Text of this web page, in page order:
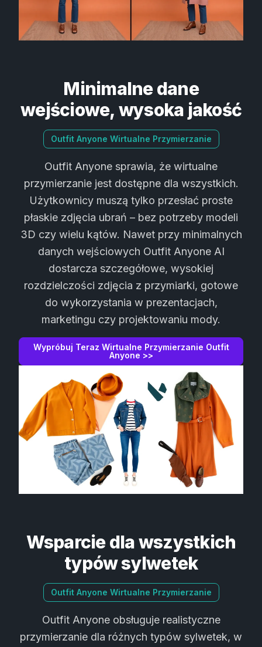
Minimalne dane
wejściowe, wysoka jakość
Outfit Anyone Wirtualne Przymierzanie
Outfit Anyone sprawia, że wirtualne
przymierzanie jest dostępne dla wszystkich.
Użytkownicy muszą tylko przesłać proste
płaskie zdjęcia ubrań – bez potrzeby modeli
3D czy wielu kątów. Nawet przy minimalnych
danych wejściowych Outfit Anyone AI
dostarcza szczegółowe, wysokiej
rozdzielczości zdjęcia z przymiarki, gotowe
do wykorzystania w prezentacjach,
marketingu czy projektowaniu mody.
Wypróbuj Teraz Wirtualne Przymierzanie Outfit
Anyone >>
Wsparcie dla wszystkich
typów sylwetek
Outfit Anyone Wirtualne Przymierzanie
Outfit Anyone obsługuje realistyczne
przymierzanie dla różnych typów sylwetek, w